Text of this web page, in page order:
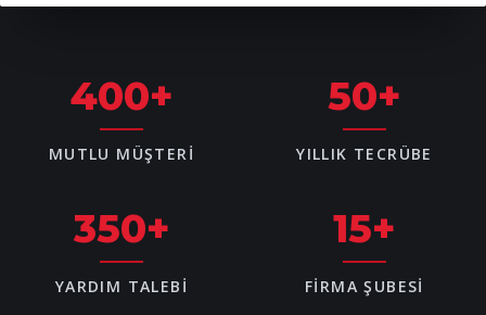
400+
MUTLU MÜŞTERI
50+
YILLIK TECRÜBE
350+
YARDIM TALEBI
15+
FIRMA ŞUBESI